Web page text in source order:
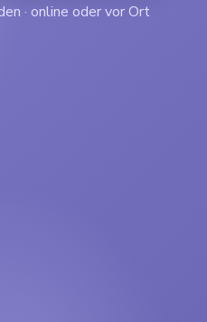
· online oder vor Ort